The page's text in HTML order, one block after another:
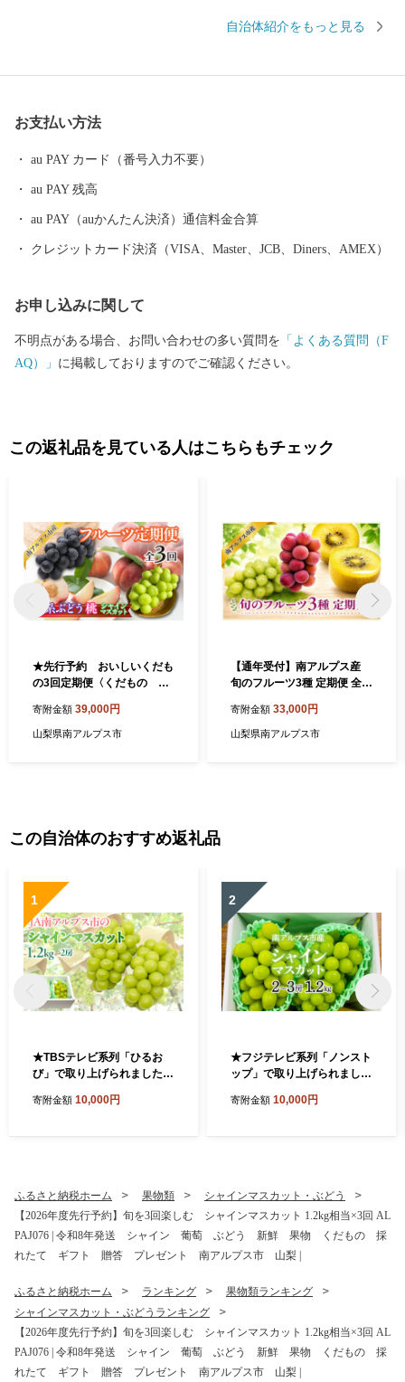
さんのフルーツが実ります。 南アルプスの大地で育まれたフルー
ていただきますので、ふるさと納税で南アルプス市への応援にご
協力をよろしくお願いいたします。
自治体紹介をもっと見る
お支払い方法
au PAY カード（番号入力不要）
au PAY 残高
au PAY（auかんたん決済）通信料金合算
クレジットカード決済（VISA、Master、JCB、Diners、AMEX）
お申し込みに関して
不明点がある場合、お問い合わせの多い質問を 「よくある質問（F
AQ）」 に掲載しておりますのでご確認ください。
この返礼品を見ている人はこちらもチェック
★先行予約 おいしいくだも
の3回定期便〈くだもの フ
う シャインマスカット 新
鮮 農家直送 産地直送 人
寄附金額 39,000円
山梨県南アルプス市
【通年受付】南アルプス産
旬のフルーツ3種 定期便 全3
の フルーツ 葡萄 ぶど
う クイーンニーナ シャイ
寄附金額 33,000円
山梨県南アルプス市
この自治体のおすすめ返礼品
1
★TBSテレビ系列「ひるお
び」で取り上げられました！
絶品！南アルプス市産シャイ
高級 新鮮 産地直送 贈答 ギフ
ト 家庭用 1.2キロ 2026年 JA
JA南アルプス市 南アルプス |
寄附金額 10,000円
2
★フジテレビ系列「ノンスト
ップ」で取り上げられまし
約＞南アルプス市産シャイン
寄附金額 10,000円
ふるさと納税ホーム 果物類
シャインマスカット・ぶどう
【2026年度先行予約】旬を3回楽しむ シャインマスカット 1.2kg相当×3回 AL
PAJ076 | 令和8年発送 シャイン 葡萄 ぶどう 新鮮 果物 くだもの 採
れたて ギフト 贈答 プレゼント 南アルプス市 山梨 |
ふるさと納税ホーム ランキング
果物類ランキング
シャインマスカット・ぶどうランキング
【2026年度先行予約】旬を3回楽しむ シャインマスカット 1.2kg相当×3回 AL
PAJ076 | 令和8年発送 シャイン 葡萄 ぶどう 新鮮 果物 くだもの 採
れたて ギフト 贈答 プレゼント 南アルプス市 山梨 |